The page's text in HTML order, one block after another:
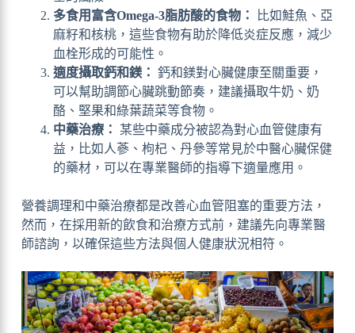
多食用富含Omega-3脂肪酸的食物：
比如鮭魚、亞
麻籽和核桃，這些食物有助於降低炎症反應，減少
血栓形成的可能性。
適度攝取鈣和鎂： 鈣和鎂對心臟健康至關重要，
可以幫助調節心臟跳動節奏，建議攝取牛奶、奶
酪、堅果和綠葉蔬菜等食物。
中藥治療：
某些中藥成分被認為對心血管健康有
益，比如人蔘、枸杞、丹參等常見於中醫心臟保健
的藥材，可以在專業醫師的指導下適量應用。
營養調理和中藥治療都是改善心血管阻塞的重要方法，
然而，在採用新的飲食和治療方式前，建議先向專業醫
師諮詢，以確保這些方法與個人健康狀況相符。